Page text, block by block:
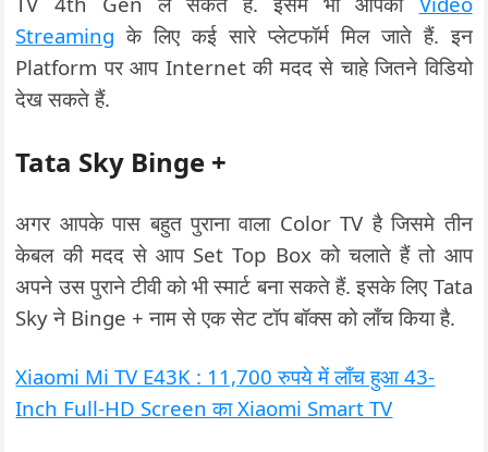
Streaming के लिए कई सारे प्लेटफॉर्म मिल जाते हैं. इन
Platform पर आप Internet की मदद से चाहे जितने विडियो
देख सकते हैं.
Tata Sky Binge +
अगर आपके पास बहुत पुराना वाला Color TV है जिसमे तीन
केबल की मदद से आप Set Top Box को चलाते हैं तो आप
अपने उस पुराने टीवी को भी स्मार्ट बना सकते हैं. इसके लिए Tata
Sky ने Binge + नाम से एक सेट टॉप बॉक्स को लॉंच किया है.
Xiaomi Mi TV E43K : 11,700 रुपये में लॉंच हुआ 43-
Inch Full-HD Screen का Xiaomi Smart TV